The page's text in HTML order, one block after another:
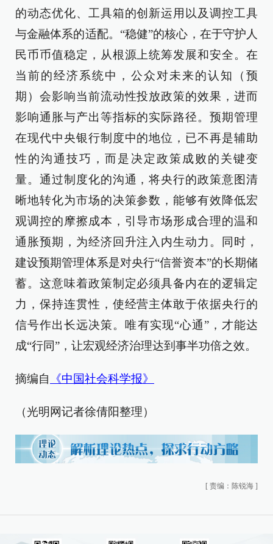
的动态优化、工具箱的创新运用以及调控工具
与金融体系的适配。“稳健”的核心，在于守护人
民币币值稳定，从根源上统筹发展和安全。在
当前的经济系统中，公众对未来的认知（预
期）会影响当前流动性投放政策的效果，进而
影响通胀与产出等指标的实际路径。预期管理
在现代中央银行制度中的地位，已不再是辅助
性的沟通技巧，而是决定政策成败的关键变
量。通过制度化的沟通，将央行的政策意图清
晰地转化为市场的决策参数，能够有效降低宏
观调控的摩擦成本，引导市场形成合理的温和
通胀预期，为经济回升注入内生动力。同时，
建设预期管理体系是对央行“信誉资本”的长期储
蓄。这意味着政策制定必须具备内在的逻辑定
力，保持连贯性，使经营主体敢于依据央行的
信号作出长远决策。唯有实现“心通”，才能达
成“行同”，让宏观经济治理达到事半功倍之效。
摘编自 《中国社会科学报》
（光明网记者徐倩阳整理）
[ 责编：陈锐海 ]